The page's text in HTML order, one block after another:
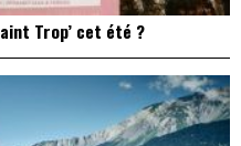
Trop’ cet été ?